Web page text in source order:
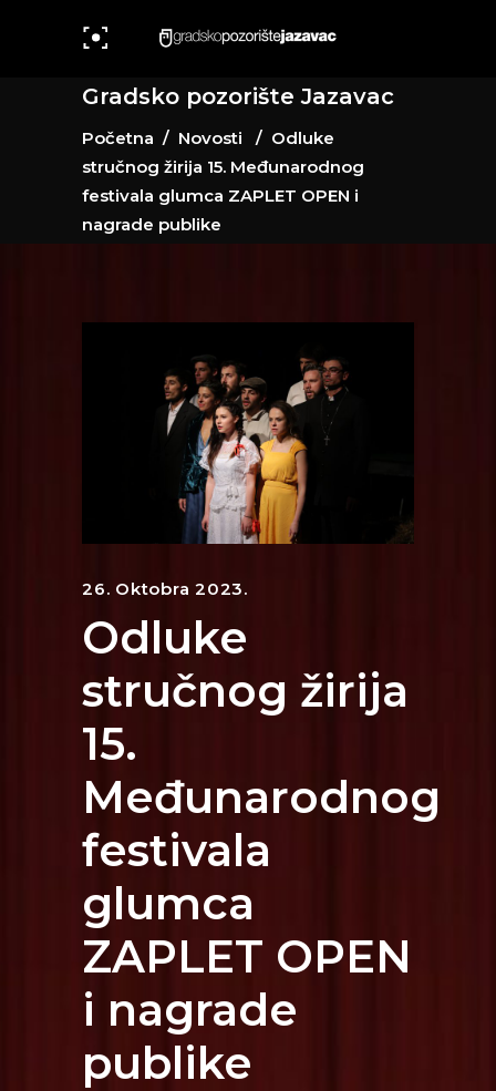
Gradsko pozorište Jazavac
Početna / Novosti / Odluke
stručnog žirija 15. Međunarodnog
festivala glumca ZAPLET OPEN i
nagrade publike
26. Oktobra 2023.
Odluke
stručnog žirija
15.
Međunarodnog
festivala
glumca
ZAPLET OPEN
i nagrade
publike